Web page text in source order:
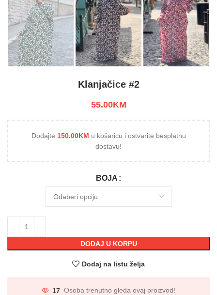
Klanjačice #2
55.00KM
Dodajte 150.00KM u košaricu i ostvarite besplatnu
dostavu!
BOJA
DODAJ U KORPU
Dodaj na listu želja
17 Osoba trenutno gleda ovaj proizvod!